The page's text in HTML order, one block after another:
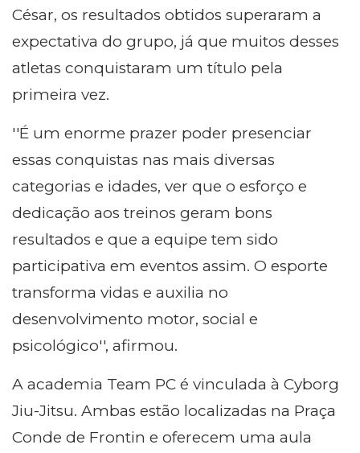
César, os resultados obtidos superaram a
expectativa do grupo, já que muitos desses
atletas conquistaram um título pela
primeira vez.
''É um enorme prazer poder presenciar
essas conquistas nas mais diversas
categorias e idades, ver que o esforço e
dedicação aos treinos geram bons
resultados e que a equipe tem sido
participativa em eventos assim. O esporte
transforma vidas e auxilia no
desenvolvimento motor, social e
psicológico'', afirmou.
A academia Team PC é vinculada à Cyborg
Jiu-Jitsu. Ambas estão localizadas na Praça
Conde de Frontin e oferecem uma aula